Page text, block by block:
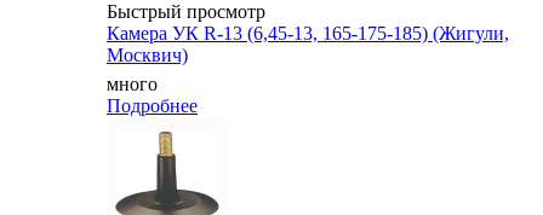
Быстрый просмотр
Камера УК R-13 (6,45-13, 165-175-185) (Жигули,
Москвич)
много
Подробнее